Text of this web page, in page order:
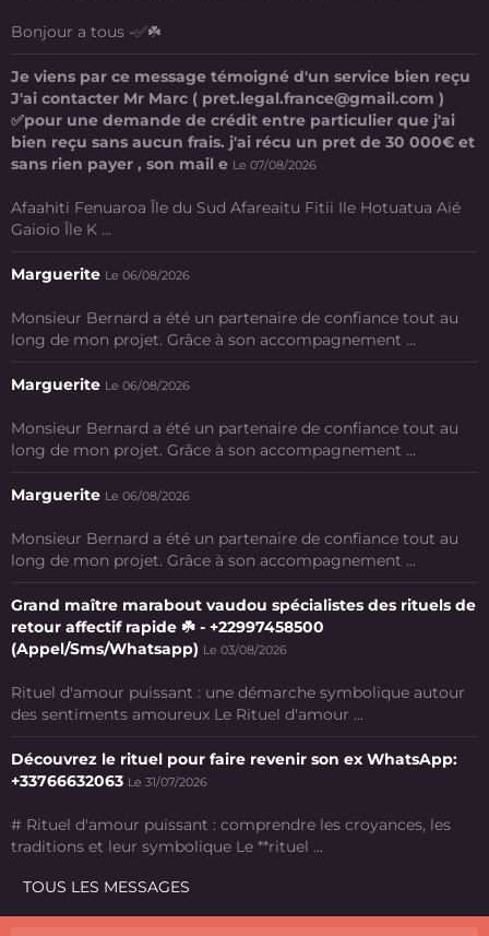
Bonjour a tous -✅☘️
Je viens par ce message témoigné d'un service bien reçu
J'ai contacter Mr Marc ( pret.legal.france@gmail.com )
✅pour une demande de crédit entre particulier que j'ai
bien reçu sans aucun frais. j'ai récu un pret de 30 000€ et
sans rien payer , son mail e Le 07/08/2026
Afaahiti Fenuaroa Île du Sud Afareaitu Fitii Ile Hotuatua Aié
Gaioio Île K ...
Marguerite Le 06/08/2026
Monsieur Bernard a été un partenaire de confiance tout au
long de mon projet. Grâce à son accompagnement ...
Marguerite Le 06/08/2026
Monsieur Bernard a été un partenaire de confiance tout au
long de mon projet. Grâce à son accompagnement ...
Marguerite Le 06/08/2026
Monsieur Bernard a été un partenaire de confiance tout au
long de mon projet. Grâce à son accompagnement ...
Grand maître marabout vaudou spécialistes des rituels de
retour affectif rapide ☘️ - +22997458500
(Appel/Sms/Whatsapp) Le 03/08/2026
Rituel d'amour puissant : une démarche symbolique autour
des sentiments amoureux Le Rituel d'amour ...
Découvrez le rituel pour faire revenir son ex WhatsApp:
+33766632063 Le 31/07/2026
# Rituel d'amour puissant : comprendre les croyances, les
traditions et leur symbolique Le **rituel ...
TOUS LES MESSAGES